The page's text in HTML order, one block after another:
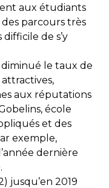
aux étudiants
parcours très
de s’y
diminué le taux de
aux réputations
école
et des
exemple,
dernière
jusqu’en 2019